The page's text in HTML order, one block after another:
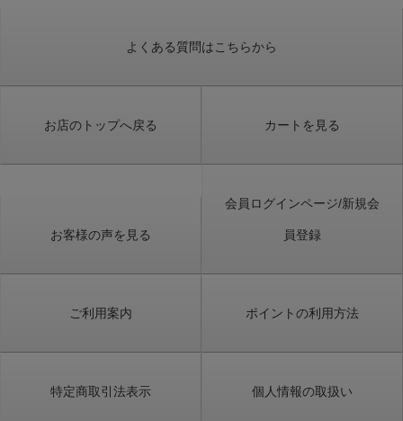
よくある質問はこちらから
お店のトップへ戻る カートを見る
お客様の声を見る
会員ログインページ/新規会
員登録
ご利用案内 ポイントの利用方法
特定商取引法表示 個人情報の取扱い